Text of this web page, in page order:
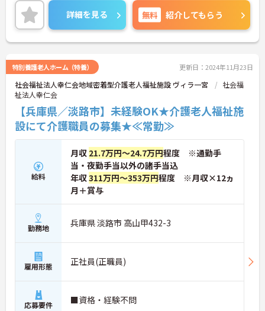
ントなど、さらに詳細をお話いたしますので、お気
軽にご相談ください。
詳細を見る 無料 紹介してもらう
特別養護老人ホーム（特養） 更新日：2024年11月23日
社会福祉法人幸仁会地域密着型介護老人福祉施設 ヴィラ一宮
社会福
祉法人幸仁会
【兵庫県／淡路市】未経験OK★介護老人福祉施
設にて介護職員の募集★≪常勤≫
給料
月収 21.7万円～24.7万円程度 ※通勤手
当・夜勤手当以外の諸手当込
年収311万円～353万円程度 ※月収×12ヵ
月＋賞与
勤務地 兵庫県 淡路市 高山甲432-3
雇用形態 正社員(正職員)
応募要件 ■資格・経験不問